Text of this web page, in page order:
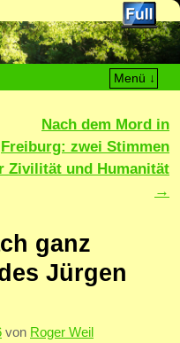
Menü ↓
Nach dem Mord in
Freiburg: zwei Stimmen
Zivilität und Humanität
→
ganz
Jürgen
von Roger Weil